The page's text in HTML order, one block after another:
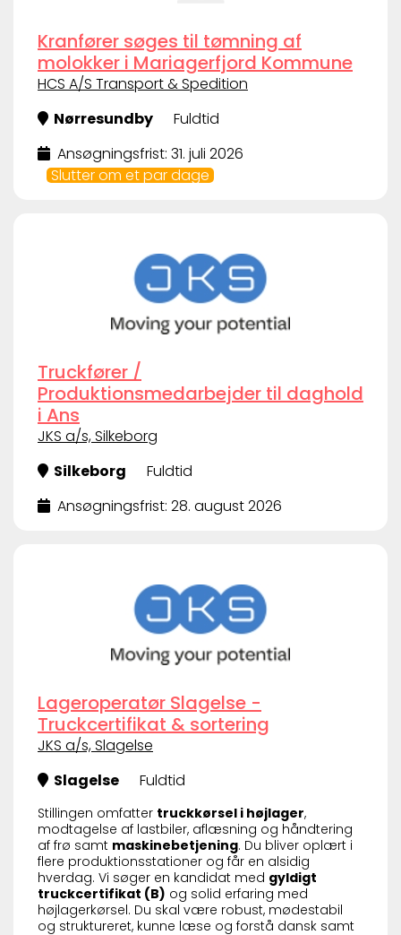
Kranfører søges til tømning af
molokker i Mariagerfjord Kommune
HCS A/S Transport & Spedition
Nørresundby
Fuldtid
Ansøgningsfrist: 31. juli 2026
Slutter om et par dage
Truckfører /
Produktionsmedarbejder til daghold
i Ans
JKS a/s, Silkeborg
Silkeborg
Fuldtid
Ansøgningsfrist: 28. august 2026
Lageroperatør Slagelse -
Truckcertifikat & sortering
JKS a/s, Slagelse
Slagelse
Fuldtid
Stillingen omfatter truckkørsel i højlager,
modtagelse af lastbiler, aflæsning og håndtering
af frø samt maskinebetjening. Du bliver oplært i
flere produktionsstationer og får en alsidig
hverdag. Vi søger en kandidat med gyldigt
truckcertifikat (B) og solid erfaring med
højlagerkørsel. Du skal være robust, mødestabil
og struktureret, kunne læse og forstå dansk samt